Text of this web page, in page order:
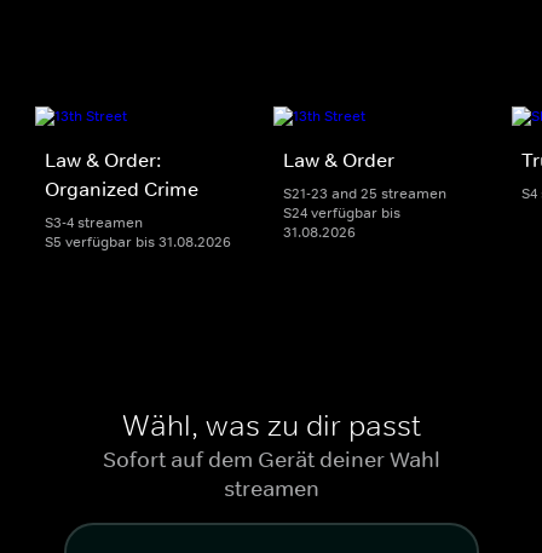
Law & Order:
Organized Crime
S3-4 streamen
S5 verfügbar bis 31.08.2026
Law & Order
S21-23 and 25 streamen
S24 verfügbar bis
31.08.2026
Wähl, was zu dir passt
Sofort auf dem Gerät deiner Wahl
streamen